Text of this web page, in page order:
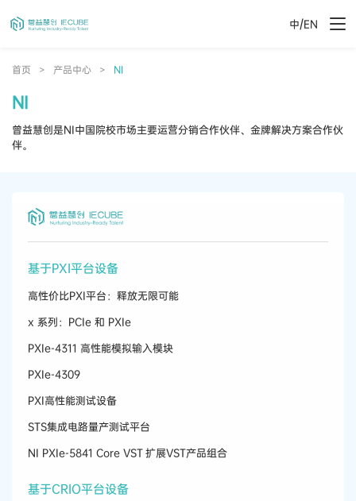
中/EN
首页 > 产品中心 > NI
NI
曾益慧创是NI中国院校市场主要运营分销合作伙伴、金牌解决方案合作伙
伴。
基于PXI平台设备
高性价比PXI平台：释放无限可能
x 系列：PCIe 和 PXIe
PXIe-4311 高性能模拟输入模块
PXIe-4309
PXI高性能测试设备
STS集成电路量产测试平台
NI PXIe-5841 Core VST 扩展VST产品组合
基于CRIO平台设备